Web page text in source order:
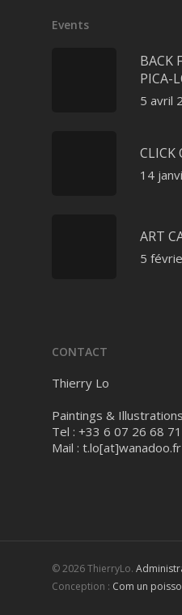
Events
BACK
PICA-
5 avril
CLICK
14
ART
5
CONTACT
Thierry Lo
Paintings & Illustrations
Tel : +33 6 07 26 68 71
Mail : t.lo[at]wanadoo.fr
© 2026 ThierryLo.
Conception : Com un